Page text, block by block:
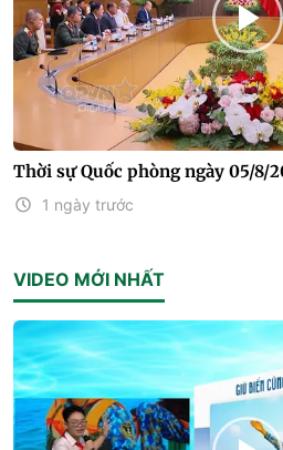
Thời sự Quốc phòng ngày 05/8/
1 ngày trước
VIDEO MỚI NHẤT